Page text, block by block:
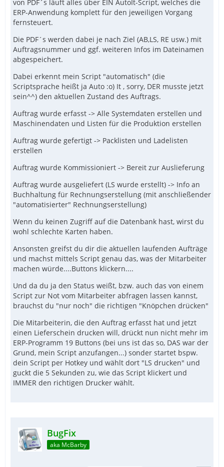
von PDF´s läuft alles über EIN AutoIt-Script, welches die
ERP-Anwendung komplett für den jeweiligen Vorgang
fernsteuert.
Die PDF´s werden dabei je nach Ziel (AB,LS, RE usw.) mit
Auftragsnummer und ggf. weiteren Infos im Dateinamen
abgespeichert.
Dabei erkennt mein Script "automatisch" (die
Scriptsprache heißt ja Auto :o) It , sorry, DER musste jetzt
sein^^) den aktuellen Zustand des Auftrags.
Auftrag wurde erfasst -> Alle Systemdaten erstellen und
Maschinendaten und Listen für die Produktion erstellen
Auftrag wurde gefertigt -> Packlisten und Ladelisten
erstellen
Auftrag wurde Kommissioniert -> Bereit zur Auslieferung
Auftrag wurde ausgeliefert (LS wurde erstellt) -> Info an
Buchhaltung für Rechnungserstellung (mit anschließender
"automatisierter" Rechnungserstellung)
Wenn du keinen Zugriff auf die Datenbank hast, wirst du
wohl schlechte Karten haben.
Ansonsten greifst du dir die aktuellen laufenden Aufträge
und machst mittels Script genau das, was der Mitarbeiter
machen würde....Buttons klickern....
Und da du ja den Status weißt, bzw. auch das von einem
Script zur Not vom Mitarbeiter abfragen lassen kannst,
brauchst du "nur noch" die richtigen "Knöpchen drücken"
Die Mitarbeiterin, die den Auftrag erfasst hat und jetzt
einen Lieferschein drucken will, drückt nun nicht mehr im
ERP-Programm 19 Buttons (bei uns ist das so, DAS war der
Grund, mein Script anzufangen...) sonder startet bspw.
dein Script per Hotkey und wählt dort "LS drucken" und
guckt die 5 Sekunden zu, wie das Script klickert und
IMMER den richtigen Drucker wählt.
BugFix
aka McBarby